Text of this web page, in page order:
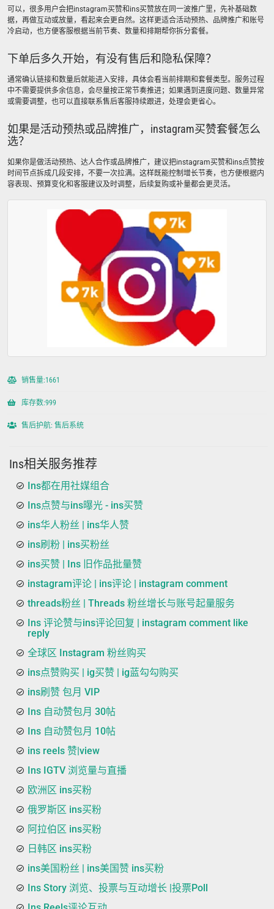
可以，很多用户会把instagram买赞和ins买赞放在同一波推广里，先补基础数
据，再做互动或放量，看起来会更自然。这样更适合活动预热、品牌推广和账号
冷启动，也方便客服根据当前节奏、数量和排期帮你拆分套餐。
下单后多久开始，有没有售后和隐私保障？
通常确认链接和数量后就能进入安排，具体会看当前排期和套餐类型。服务过程
中不需要提供多余信息，会尽量按正常节奏推进；如果遇到进度问题、数量异常
或需要调整，也可以直接联系售后客服持续跟进，处理会更省心。
如果是活动预热或品牌推广，instagram买赞套餐怎么
选？
如果你是做活动预热、达人合作或品牌推广，建议把instagram买赞和ins点赞按
时间节点拆成几段安排，不要一次拉满。这样既能控制增长节奏，也方便根据内
容表现、预算变化和客服建议及时调整，后续复购或补量都会更灵活。
销售量:1661
库存数:999
售后护航: 售后系统
Ins相关服务推荐
Ins都在用社媒组合
Ins点赞与ins曝光 - ins买赞
ins华人粉丝 | ins华人赞
ins刷粉 | ins买粉丝
ins买赞 | Ins 旧作品批量赞
instagram评论 | ins评论 | instagram comment
threads粉丝 | Threads 粉丝增长与账号起量服务
Ins 评论赞与ins评论回复 | instagram comment like
reply
全球区 Instagram 粉丝购买
ins点赞购买 | ig买赞 | ig蓝勾勾购买
ins刷赞 包月 VIP
Ins 自动赞包月 30帖
Ins 自动赞包月 10帖
ins reels 赞|view
Ins IGTV 浏览量与直播
欧洲区 ins买粉
俄罗斯区 ins买粉
阿拉伯区 ins买粉
日韩区 ins买粉
ins美国粉丝 | ins美国赞 ins买粉
Ins Story 浏览、投票与互动增长 |投票Poll